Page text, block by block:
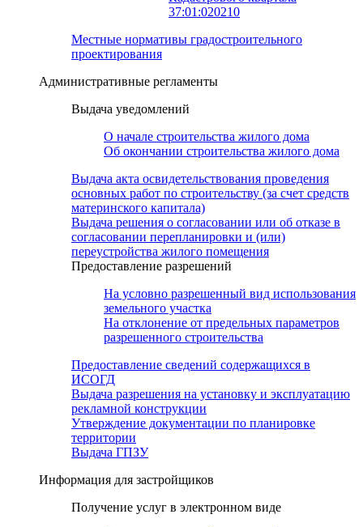
37:01:020210
Местные нормативы градостроительного
проектирования
Административные регламенты
Выдача уведомлений
О начале строительства жилого дома
Об окончании строительства жилого дома
Выдача акта освидетельствования проведения
основных работ по строительству (за счет средств
материнского капитала)
Выдача решения о согласовании или об отказе в
согласовании перепланировки и (или)
переустройства жилого помещения
Предоставление разрешений
На условно разрешенный вид использования
земельного участка
На отклонение от предельных параметров
разрешенного строительства
Предоставление сведений содержащихся в
ИСОГД
Выдача разрешения на установку и эксплуатацию
рекламной конструкции
Утверждение документации по планировке
территории
Выдача ГПЗУ
Информация для застройщиков
Получение услуг в электронном виде